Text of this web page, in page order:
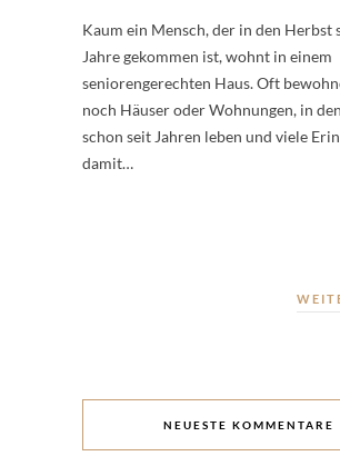
Kaum ein Mensch, der in den Herbst
Jahre gekommen ist, wohnt in einem
seniorengerechten Haus. Oft
noch Häuser oder Wohnungen, in
schon seit Jahren leben und viele
damit…
NEUESTE KOMMENTARE